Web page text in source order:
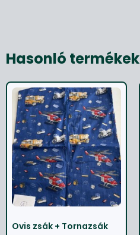
Hasonló termékek
Ovis zsák + Tornazsák